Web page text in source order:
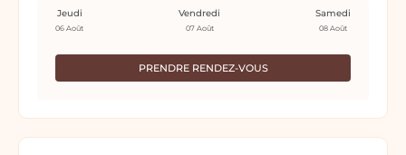
PRENDRE RENDEZ-VOUS
Jeudi
06 Août
Vendredi
07 Août
Samedi
08 Août